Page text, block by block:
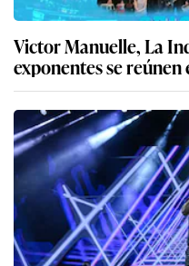
Victor Manuelle, La
exponentes se reúnen